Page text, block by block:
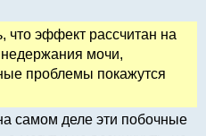
что эффект рассчитан на
мочи,
проблемы покажутся
самом деле эти побочные